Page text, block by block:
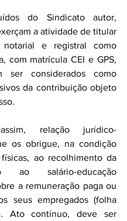
do Sindicato autor,
a atividade de titular
e registral como
com matrícula CEI e GPS,
ser considerados como
da contribuição objeto
relação jurídico-
os obrigue, na condição
ao recolhimento da
ao salário-educação
a remuneração paga ou
seus empregados (folha
Ato contínuo, deve ser